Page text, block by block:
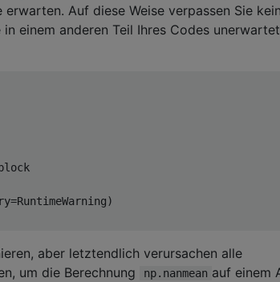
Auf diese Weise verpassen Sie
in einem anderen Teil Ihres Codes unerwartet
aber letztendlich verursachen alle
um die Berechnung
np.nanmean auf einem